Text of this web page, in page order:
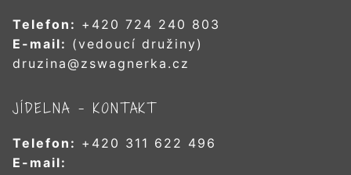
Telefon: +420 724 240 803
E-mail: (vedoucí družiny)
druzina@zswagnerka.cz
JÍDELNA – KONTAKT
Telefon: +420 311 622 496
E-mail: